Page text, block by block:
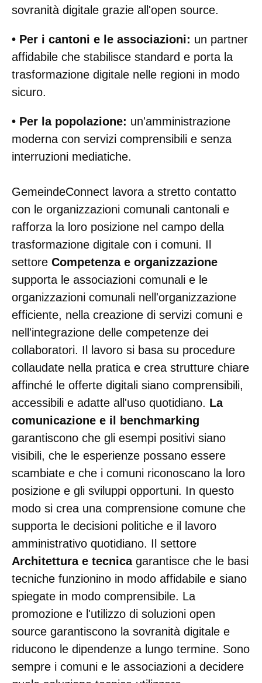
sovranità digitale grazie all'open source.
• Per i cantoni e le associazioni: un partner
affidabile che stabilisce standard e porta la
trasformazione digitale nelle regioni in modo
sicuro.
• Per la popolazione: un'amministrazione
moderna con servizi comprensibili e senza
interruzioni mediatiche.
GemeindeConnect lavora a stretto contatto
con le organizzazioni comunali cantonali e
rafforza la loro posizione nel campo della
trasformazione digitale con i comuni. Il
settore Competenza e organizzazione
supporta le associazioni comunali e le
organizzazioni comunali nell'organizzazione
efficiente, nella creazione di servizi comuni e
nell'integrazione delle competenze dei
collaboratori. Il lavoro si basa su procedure
collaudate nella pratica e crea strutture chiare
affinché le offerte digitali siano comprensibili,
accessibili e adatte all'uso quotidiano. La
comunicazione e il benchmarking
garantiscono che gli esempi positivi siano
visibili, che le esperienze possano essere
scambiate e che i comuni riconoscano la loro
posizione e gli sviluppi opportuni. In questo
modo si crea una comprensione comune che
supporta le decisioni politiche e il lavoro
amministrativo quotidiano. Il settore
Architettura e tecnicagarantisce che le basi
tecniche funzionino in modo affidabile e siano
spiegate in modo comprensibile. La
promozione e l'utilizzo di soluzioni open
source garantiscono la sovranità digitale e
riducono le dipendenze a lungo termine. Sono
sempre i comuni e le associazioni a decidere